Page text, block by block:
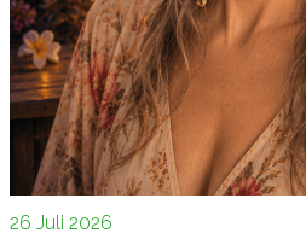
26 Juli 2026